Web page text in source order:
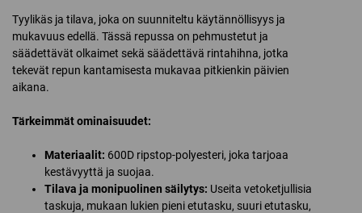
Tyylikäs ja tilava, joka on suunniteltu käytännöllisyys ja
mukavuus edellä. Tässä repussa on pehmustetut ja
säädettävät olkaimet sekä säädettävä rintahihna, jotka
tekevät repun kantamisesta mukavaa pitkienkin päivien
aikana.
Tärkeimmät ominaisuudet:
Materiaalit: 600D ripstop-polyesteri, joka tarjoaa
kestävyyttä ja suojaa.
Tilava ja monipuolinen säilytys: Useita vetoketjullisia
taskuja, mukaan lukien pieni etutasku, suuri etutasku,